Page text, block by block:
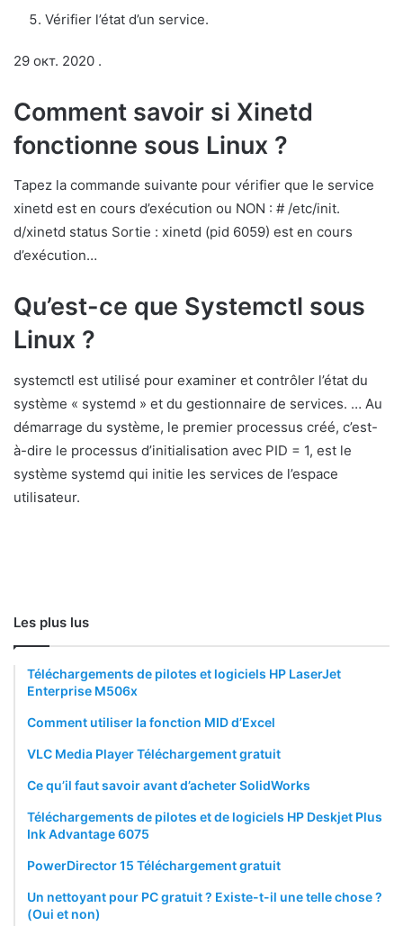
Vérifier l’état d’un service.
29 окт. 2020 .
Comment savoir si Xinetd
fonctionne sous Linux ?
Tapez la commande suivante pour vérifier que le service
xinetd est en cours d’exécution ou NON : # /etc/init.
d/xinetd status Sortie : xinetd (pid 6059) est en cours
d’exécution…
Qu’est-ce que Systemctl sous
Linux ?
systemctl est utilisé pour examiner et contrôler l’état du
système « systemd » et du gestionnaire de services. … Au
démarrage du système, le premier processus créé, c’est-
à-dire le processus d’initialisation avec PID = 1, est le
système systemd qui initie les services de l’espace
utilisateur.
Les plus lus
Téléchargements de pilotes et logiciels HP LaserJet
Enterprise M506x
Comment utiliser la fonction MID d’Excel
VLC Media Player Téléchargement gratuit
Ce qu’il faut savoir avant d’acheter SolidWorks
Téléchargements de pilotes et de logiciels HP Deskjet Plus
Ink Advantage 6075
PowerDirector 15 Téléchargement gratuit
Un nettoyant pour PC gratuit ? Existe-t-il une telle chose ?
(Oui et non)